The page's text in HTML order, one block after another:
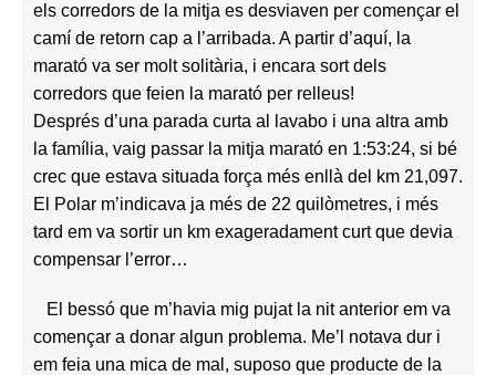
els corredors de la mitja es desviaven per començar el
camí de retorn cap a l’arribada. A partir d’aquí, la
marató va ser molt solitària, i encara sort dels
corredors que feien la marató per relleus!
Després d’una parada curta al lavabo i una altra amb
la família, vaig passar la mitja marató en 1:53:24, si bé
crec que estava situada força més enllà del km 21,097.
El Polar m’indicava ja més de 22 quilòmetres, i més
tard em va sortir un km exageradament curt que devia
compensar l’error…
El bessó que m’havia mig pujat la nit anterior em va
començar a donar algun problema. Me’l notava dur i
em feia una mica de mal, suposo que producte de la